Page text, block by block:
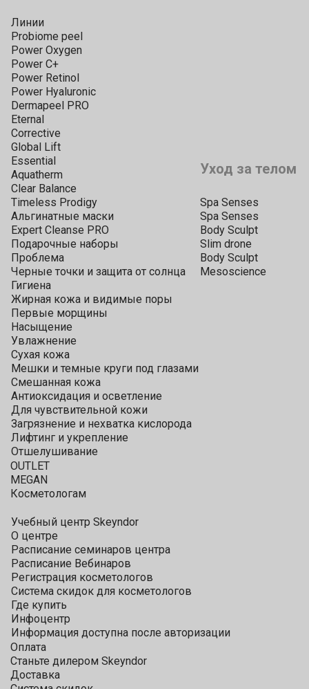
Линии
Probiome peel
Power Oxygen
Power C+
Power Retinol
Power Hyaluronic
Dermapeel PRO
Eternal
Corrective
Global Lift
Essential
Aquatherm
Clear Balance
Timeless Prodigy
Альгинатные маски
Expert Cleanse PRO
Подарочные наборы
Проблема
Черные точки и защита от солнца
Гигиена
Жирная кожа и видимые поры
Первые морщины
Насыщение
Увлажнение
Сухая кожа
Мешки и темные круги под глазами
Смешанная кожа
Антиоксидация и осветление
Для чувствительной кожи
Загрязнение и нехватка кислорода
Лифтинг и укрепление
Отшелушивание
Уход за телом
Spa Senses
Spa Senses
Body Sculpt
Slim drone
Body Sculpt
Mesoscience
OUTLET
MEGAN
Косметологам
Учебный центр Skeyndor
О центре
Расписание семинаров центра
Расписание Вебинаров
Регистрация косметологов
Система скидок для косметологов
Где купить
Инфоцентр
Информация доступна после авторизации
Оплата
Станьте дилером Skeyndor
Доставка